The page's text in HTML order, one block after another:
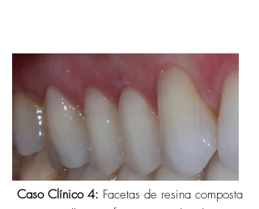
Caso Clínico 4: Facetas de resina composta